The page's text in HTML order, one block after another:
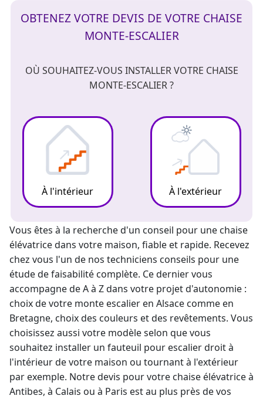
OBTENEZ VOTRE DEVIS DE VOTRE CHAISE
MONTE-ESCALIER
OÙ SOUHAITEZ-VOUS INSTALLER VOTRE CHAISE
MONTE-ESCALIER ?
À l'intérieur À l'extérieur
Vous êtes à la recherche d'un conseil pour une chaise
élévatricedans votre maison, fiable et rapide. Recevez
chez vous l'un de nos techniciens conseils pour une
étude de faisabilité complète. Ce dernier vous
accompagne de A à Z dans votre projet d'autonomie :
choix de votre monte escalier en Alsace comme en
Bretagne, choix des couleurs et des revêtements. Vous
choisissez aussi votre modèle selon que vous
souhaitez installer un fauteuil pour escalier droità
l'intérieur de votre maison ou tournant à l'extérieur
par exemple. Notre devis pour votre chaise élévatrice à
Antibes, à Calais ou à Paris est au plus près de vos